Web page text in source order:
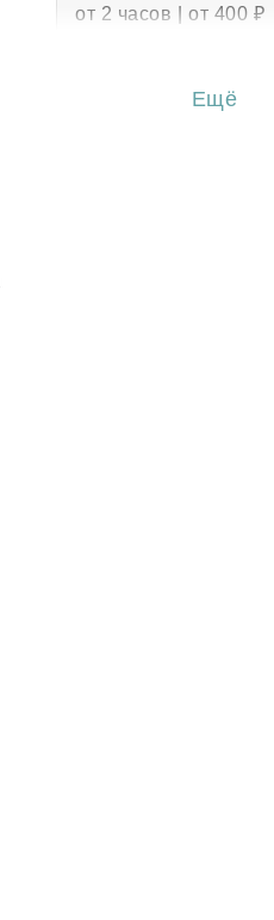
от 2 часов | от 400 ₽
от 3 часов | от 500 ₽
Ещё